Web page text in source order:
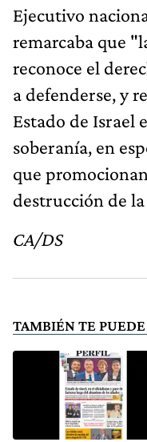
Ejecutivo
remarcaba que
reconoce el
a defenderse, y
Estado de Israel
soberanía, en
que
destrucción de
CA/DS
TAMBIÉN TE